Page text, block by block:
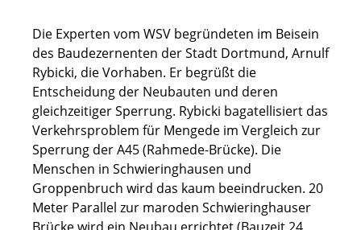
Die Experten vom WSV begründeten im Beisein
des Baudezernenten der Stadt Dortmund, Arnulf
Rybicki, die Vorhaben. Er begrüßt die
Entscheidung der Neubauten und deren
gleichzeitiger Sperrung. Rybicki bagatellisiert das
Verkehrsproblem für Mengede im Vergleich zur
Sperrung der A45 (Rahmede-Brücke). Die
Menschen in Schwieringhausen und
Groppenbruch wird das kaum beeindrucken. 20
Meter Parallel zur maroden Schwieringhauser